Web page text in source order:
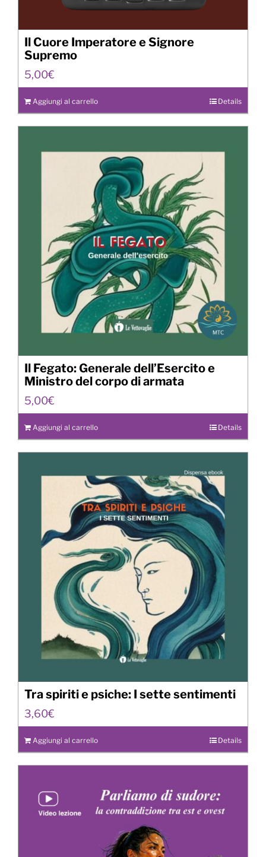
Il Cuore Imperatore e Signore
Supremo
5,00€
Aggiungi al carrello Details
Il Fegato: Generale dell’Esercito e
Ministro del corpo di armata
5,00€
Aggiungi al carrello Details
Tra spiriti e psiche: I sette sentimenti
3,60€
Aggiungi al carrello Details